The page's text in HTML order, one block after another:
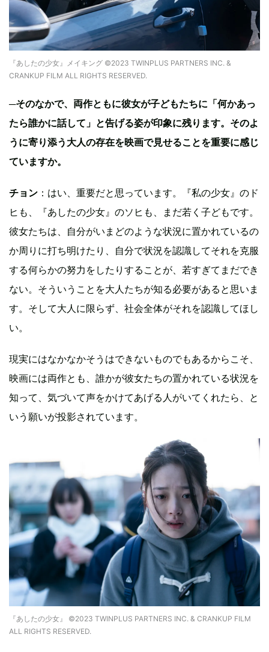
『あしたの少女』メイキング ©2023 TWINPLUS PARTNERS INC. &
CRANKUP FILM ALL RIGHTS RESERVED.
─そのなかで、両作ともに彼女が子どもたちに「何かあっ
たら誰かに話して」と告げる姿が印象に残ります。そのよ
うに寄り添う大人の存在を映画で見せることを重要に感じ
ていますか。
チョン ：はい、重要だと思っています。『私の少女』のド
ヒも、『あしたの少女』のソヒも、まだ若く子どもです。
彼女たちは、自分がいまどのような状況に置かれているの
か周りに打ち明けたり、自分で状況を認識してそれを克服
する何らかの努力をしたりすることが、若すぎてまだでき
ない。そういうことを大人たちが知る必要があると思いま
す。そして大人に限らず、社会全体がそれを認識してほし
い。
現実にはなかなかそうはできないものでもあるからこそ、
映画には両作とも、誰かが彼女たちの置かれている状況を
知って、気づいて声をかけてあげる人がいてくれたら、と
いう願いが投影されています。
『あしたの少女』 ©2023 TWINPLUS PARTNERS INC. & CRANKUP FILM
ALL RIGHTS RESERVED.